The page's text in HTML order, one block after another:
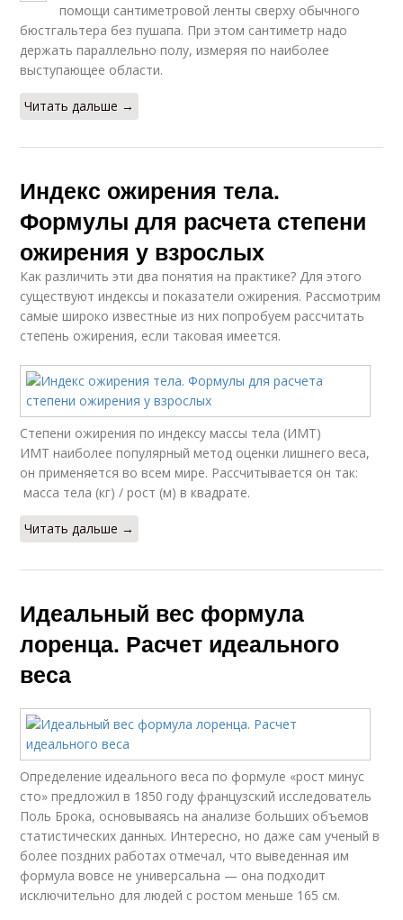
помощи сантиметровой ленты сверху обычного
бюстгальтера без пушапа. При этом сантиметр надо
держать параллельно полу, измеряя по наиболее
выступающее области.
Читать дальше →
Индекс ожирения тела.
Формулы для расчета степени
ожирения у взрослых
Как различить эти два понятия на практике? Для этого
существуют индексы и показатели ожирения. Рассмотрим
самые широко известные из них попробуем рассчитать
степень ожирения, если таковая имеется.
Степени ожирения по индексу массы тела (ИМТ)
ИМТ наиболее популярный метод оценки лишнего веса,
он применяется во всем мире. Рассчитывается он так:
масса тела (кг) / рост (м) в квадрате.
Читать дальше →
Идеальный вес формула
лоренца. Расчет идеального
веса
Определение идеального веса по формуле «рост минус
сто» предложил в 1850 году французский исследователь
Поль Брока, основываясь на анализе больших объемов
статистических данных. Интересно, но даже сам ученый в
более поздних работах отмечал, что выведенная им
формула вовсе не универсальна — она подходит
исключительно для людей с ростом меньше 165 см.